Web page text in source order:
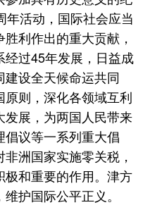
年活动，国际社会应当
利作出的重大贡献，
过45年发展，日益成
设全天候命运共同
则，深化各领域互利
展，为两国人民带来
议等一系列重大倡
洲国家实施零关税，
和重要的作用。津方
护国际公平正义。